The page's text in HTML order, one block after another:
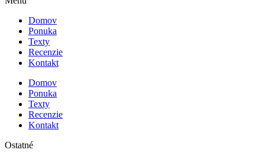
Domov
Ponuka
Texty
Recenzie
Kontakt
Domov
Ponuka
Texty
Recenzie
Kontakt
Ostatné